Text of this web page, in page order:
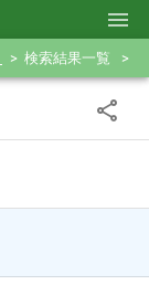
検索結果一覧